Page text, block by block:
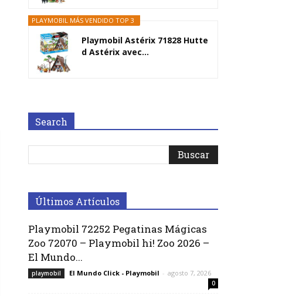
PLAYMOBIL MÁS VENDIDO TOP 3
Playmobil Astérix 71828 Hutte
d Astérix avec...
Search
Últimos Artículos
Playmobil 72252 Pegatinas Mágicas
Zoo 72070 – Playmobil hi! Zoo 2026 –
El Mundo...
playmobil El Mundo Click - Playmobil - agosto 7, 2026
0